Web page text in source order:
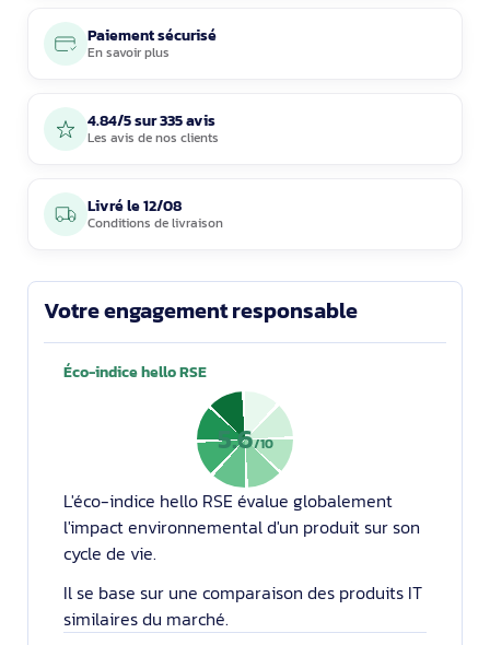
Paiement sécurisé
En savoir plus
4.84/5 sur 335 avis
Les avis de nos clients
Livré le12/08
Conditions de livraison
Votre engagement responsable
Éco-indice hello RSE
5.6/10
L'éco-indice hello RSE évalue globalement
l'impact environnemental d'un produit sur son
cycle de vie.
Il se base sur une comparaison des produits IT
similaires du marché.